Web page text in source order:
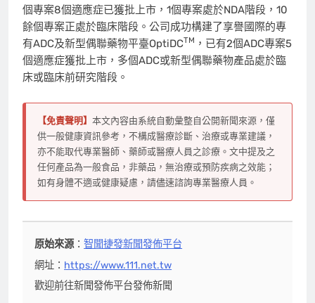
個專案8個適應症已獲批上市，1個專案處於NDA階段，10
餘個專案正處於臨床階段。公司成功構建了享譽國際的專
有ADC及新型偶聯藥物平臺OptiDCTM ，已有2個ADC專案5
個適應症獲批上市，多個ADC或新型偶聯藥物產品處於臨
床或臨床前研究階段。
【免責聲明】 本文內容由系統自動彙整自公開新聞來源，僅
供一般健康資訊參考，不構成醫療診斷、治療或專業建議，
亦不能取代專業醫師、藥師或醫療人員之診療。文中提及之
任何產品為一般食品，非藥品，無治療或預防疾病之效能；
如有身體不適或健康疑慮，請儘速諮詢專業醫療人員。
原始來源：智聞捷發新聞發佈平台
網址： https://www.111.net.tw
歡迎前往新聞發佈平台發佈新聞